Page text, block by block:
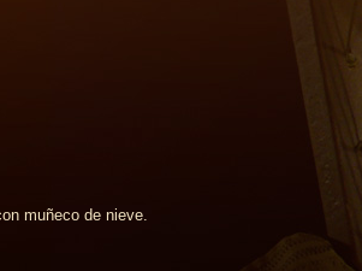
muñeco de nieve.